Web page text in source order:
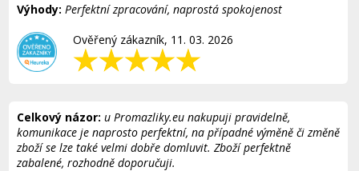
Výhody: Perfektní zpracování, naprostá spokojenost
Ověřený zákazník, 11. 03. 2026
Celkový názor: u Promazliky.eu nakupuji pravidelně,
komunikace je naprosto perfektní, na případné výměně či změně
zboží se lze také velmi dobře domluvit. Zboží perfektně
zabalené, rozhodně doporučuji.